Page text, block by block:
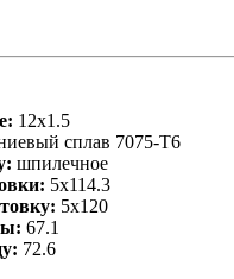
12х1.5
сплав 7075-T6
шпилечное
5х114.3
5х120
67.1
72.6